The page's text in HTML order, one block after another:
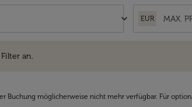
keyboard_arrow_down EUR
an.
möglicherweise nicht mehr verfügbar. Für